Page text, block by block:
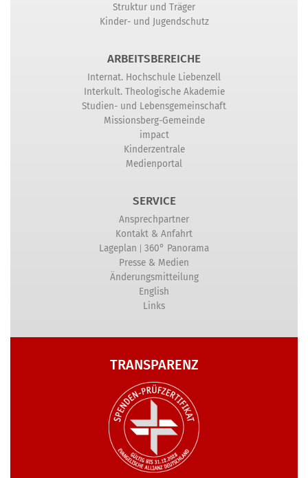
Struktur und Träger
Kinder- und Jugendschutz
ARBEITSBEREICHE
Internat. Hochschule Liebenzell
Interkult. Theologische Akademie
Studien- und Lebensgemeinschaft
Missionsberg-Gemeinde
impact
Kinderzentrale
Medienportal
SERVICE
Ansprechpartner
Kontakt & Anfahrt
Lageplan | 360° Panorama
Presse & Medien
Änderungsmitteilung
English
Links
TRANSPARENZ